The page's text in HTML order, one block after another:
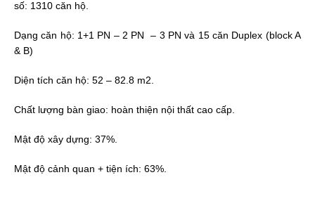
số: 1310 căn hộ.
Dạng căn hộ: 1+1 PN – 2 PN – 3 PN và 15 căn Duplex (block A
& B)
Diện tích căn hộ: 52 – 82.8 m2.
Chất lượng bàn giao: hoàn thiện nội thất cao cấp.
Mật độ xây dựng: 37%.
Mật độ cảnh quan + tiện ích: 63%.